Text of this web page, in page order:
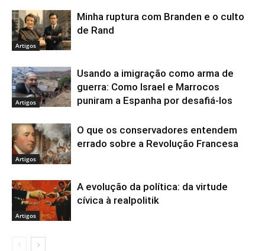
Artigos
Minha ruptura com Branden e o culto
de Rand
Artigos
Usando a imigração como arma de
guerra: Como Israel e Marrocos
puniram a Espanha por desafiá-los
Artigos
O que os conservadores entendem
errado sobre a Revolução Francesa
Artigos
A evolução da política: da virtude
cívica à realpolitik